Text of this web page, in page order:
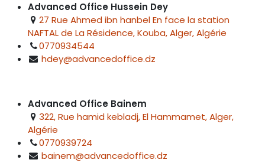
Advanced Office Hussein Dey
27 Rue Ahmed ibn hanbel En face la station
NAFTAL de La Résidence, Kouba, Alger, Algérie
0770934544
hdey@advancedoffice.dz
Advanced Office Bainem
322, Rue hamid kebladj, El Hammamet, Alger,
Algérie
0770939724
bainem@advancedoffice.dz